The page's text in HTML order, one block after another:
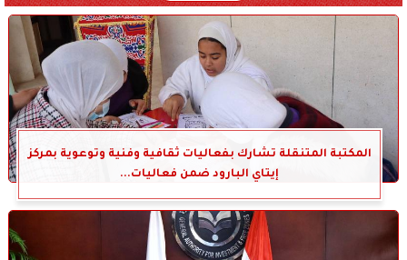
المكتبة المتنقلة تشارك بفعاليات ثقافية وفنية وتوعوية بمركز
إيتاي البارود ضمن فعاليات...